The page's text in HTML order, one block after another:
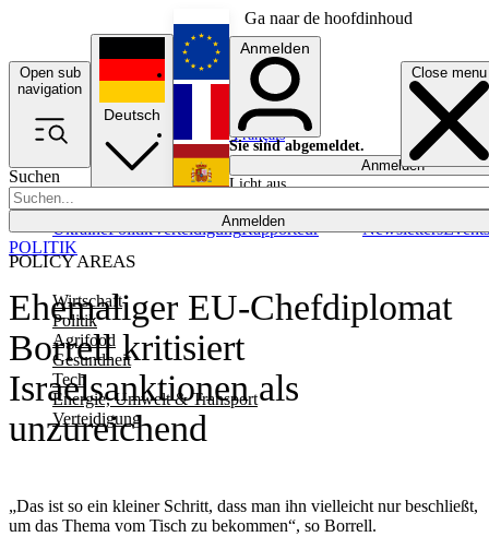
Ga naar de hoofdinhoud
Open sub
navigation
Close menu
Suchen
Anmelden
POLICY AREAS
Wirtschaft
Politik
Agrifood
Gesundheit
Tech
Energie, Umwelt & Transport
Verteidigung
UkrainePolitikVerteidigungRapporteur NewslettersEvents
Deutsch
English
Français
Anmelden
Sie sind abgemeldet.
Anmelden
Licht aus
Ehemaliger EU-Chefdiplomat
Borrell kritisiert
Israelsanktionen als
unzureichend
„Das ist so ein kleiner Schritt, dass man ihn vielleicht nur beschließt,
um das Thema vom Tisch zu bekommen“, so Borrell.
POLITIK